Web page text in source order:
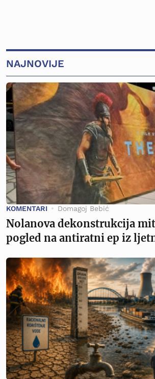
NAJNOVIJE
KOMENTARI Domagoj Bebić
Nolanova dekonstrukcija
pogled na antiratni ep iz